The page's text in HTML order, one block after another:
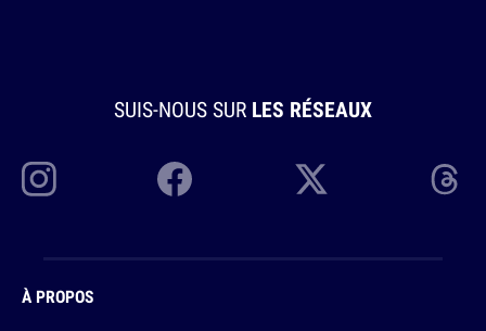
SUIS-NOUS SUR LES RÉSEAUX
À PROPOS